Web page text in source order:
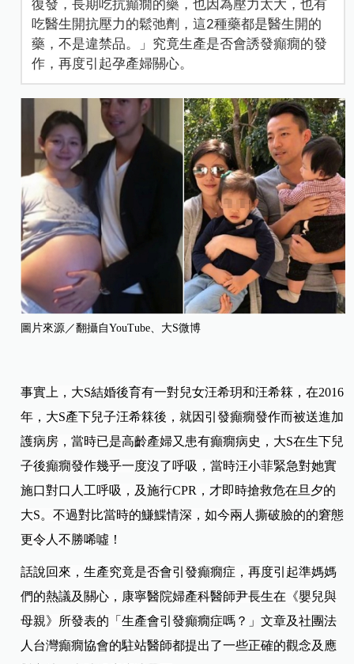
復發，長期吃抗癲癇的藥，也因為壓力太大，也有
吃醫生開抗壓力的鬆弛劑，這2種藥都是醫生開的
藥，不是違禁品。」究竟生產是否會誘發癲癇的發
作，再度引起孕產婦關心。
圖片來源／翻攝自YouTube、大S微博
事實上，大S結婚後育有一對兒女汪希玥和汪希箖，在2016
年，大S產下兒子汪希箖後，就因引發癲癇發作而被送進加
護病房，當時已是高齡產婦又患有癲癇病史，大S在生下兒
子後癲癇發作幾乎一度沒了呼吸，當時汪小菲緊急對她實
施口對口人工呼吸，及施行CPR ，才即時搶救危在旦夕的
大S。不過對比當時的鰜鰈情深，如今兩人撕破臉的的窘態
更令人不勝唏噓 ！
話說回來，生產究竟是否會引發癲癇症，再度引起準媽媽
們的熱議及關心，康寧醫院婦產科醫師尹長生在 《嬰兒與
母親》所發表的「生產會引發癲癇症嗎？」文章及社團法
人台灣癲癇協會的駐站醫師都提出了一些正確的觀念及應